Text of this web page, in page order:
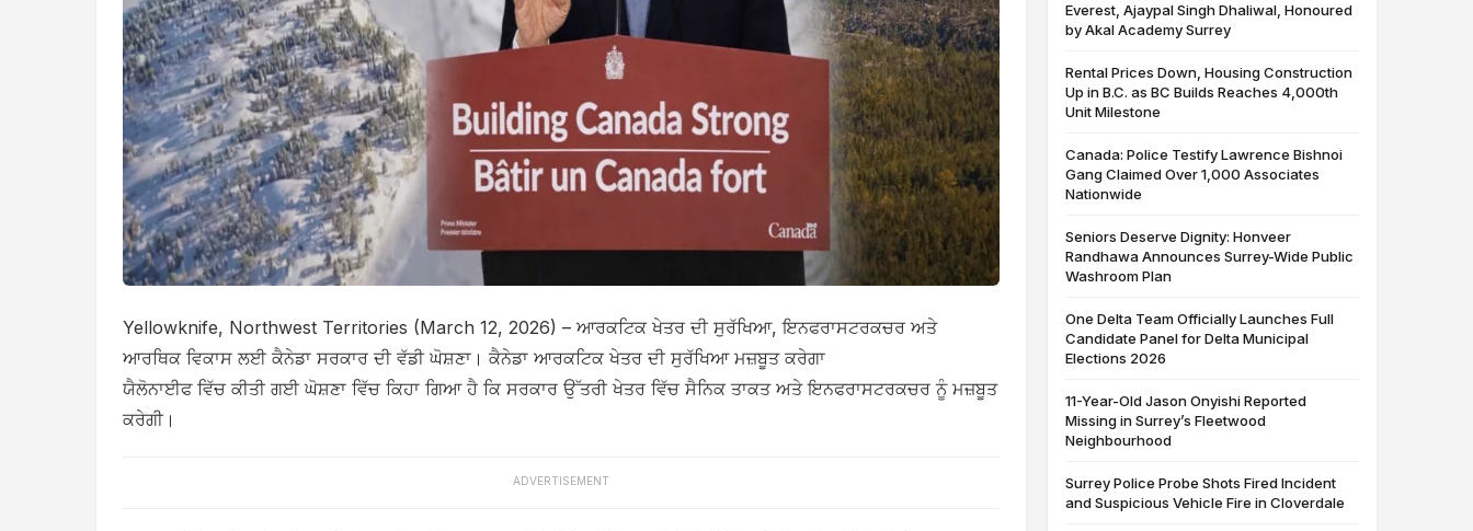
Yellowknife, Northwest Territories (March 12, 2026) – ਆਰਕਟਿਕ ਖੇਤਰ ਦੀ ਸੁਰੱਖਿਆ, ਇਨਫਰਾਸਟਰਕਚਰ ਅਤੇ
ਆਰਥਿਕ ਵਿਕਾਸ ਲਈ ਕੈਨੇਡਾ ਸਰਕਾਰ ਦੀ ਵੱਡੀ ਘੋਸ਼ਣਾ। ਕੈਨੇਡਾ ਆਰਕਟਿਕ ਖੇਤਰ ਦੀ ਸੁਰੱਖਿਆ ਮਜ਼ਬੂਤ ਕਰੇਗਾ
ਯੈਲੋਨਾਈਫ ਵਿੱਚ ਕੀਤੀ ਗਈ ਘੋਸ਼ਣਾ ਵਿੱਚ ਕਿਹਾ ਗਿਆ ਹੈ ਕਿ ਸਰਕਾਰ ਉੱਤਰੀ ਖੇਤਰ ਵਿੱਚ ਸੈਨਿਕ ਤਾਕਤ ਅਤੇ ਇਨਫਰਾਸਟਰਕਚਰ ਨੂੰ ਮਜ਼ਬੂਤ
ਕਰੇਗੀ।
ADVERTISEMENT
Everest, Ajaypal Singh Dhaliwal, Honoured
by Akal Academy Surrey
Rental Prices Down, Housing Construction
Up in B.C. as BC Builds Reaches 4,000th
Unit Milestone
Canada: Police Testify Lawrence Bishnoi
Gang Claimed Over 1,000 Associates
Nationwide
Seniors Deserve Dignity: Honveer
Randhawa Announces Surrey-Wide Public
Washroom Plan
One Delta Team Officially Launches Full
Candidate Panel for Delta Municipal
Elections 2026
11-Year-Old Jason Onyishi Reported
Missing in Surrey’s Fleetwood
Neighbourhood
Surrey Police Probe Shots Fired Incident
and Suspicious Vehicle Fire in Cloverdale